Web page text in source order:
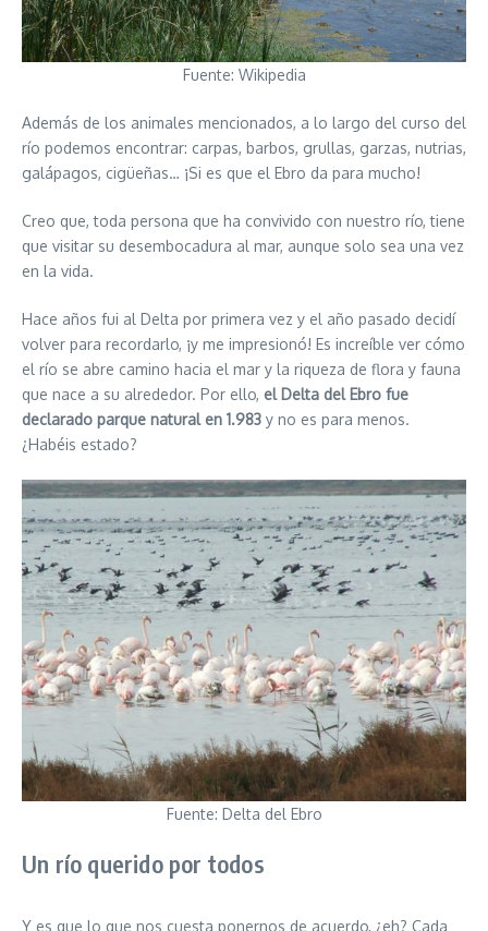
Fuente: Wikipedia
Además de los animales mencionados, a lo largo del curso del
río podemos encontrar: carpas, barbos, grullas, garzas, nutrias,
galápagos, cigüeñas… ¡Si es que el Ebro da para mucho!
Creo que, toda persona que ha convivido con nuestro río, tiene
que visitar su desembocadura al mar, aunque solo sea una vez
en la vida.
Hace años fui al Delta por primera vez y el año pasado decidí
volver para recordarlo, ¡y me impresionó! Es increíble ver cómo
el río se abre camino hacia el mar y la riqueza de flora y fauna
que nace a su alrededor. Por ello, el Delta del Ebro fue
declarado parque natural en 1.983 y no es para menos.
¿Habéis estado?
Fuente: Delta del Ebro
Un río querido por todos
Y es que lo que nos cuesta ponernos de acuerdo, ¿eh? Cada